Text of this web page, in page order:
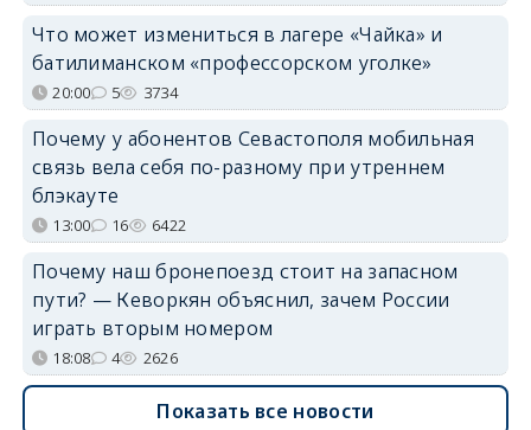
Что может измениться в лагере «Чайка» и
батилиманском «профессорском уголке»
20:00 5 3734
Почему у абонентов Севастополя мобильная
связь вела себя по-разному при утреннем
блэкауте
13:00 16 6422
Почему наш бронепоезд стоит на запасном
пути? — Кеворкян объяснил, зачем России
играть вторым номером
18:08 4 2626
Показать все новости